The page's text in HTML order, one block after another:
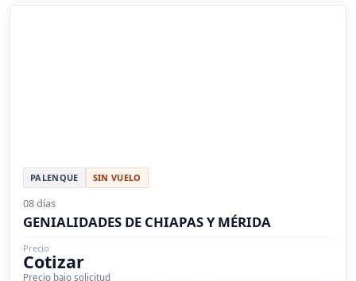
PALENQUE SIN VUELO
08 días
GENIALIDADES DE CHIAPAS Y MÉRIDA
Precio
Cotizar
Precio bajo solicitud